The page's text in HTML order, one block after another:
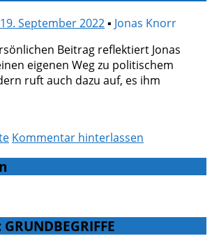
19. September 2022▪ Jonas Knorr
Beitrag reflektiert Jonas
eigenen Weg zu politischem
ruft auch dazu auf, es ihm
Kommentar hinterlassen